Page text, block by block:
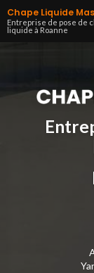
Aller
au
contenu
Chape Liquide
Entreprise de pose de chape
liquide à Roanne